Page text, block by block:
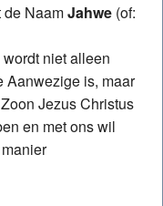
de NaamJahwe (of:
niet alleen
Aanwezige is, maar
Jezus Christus
en met ons wil